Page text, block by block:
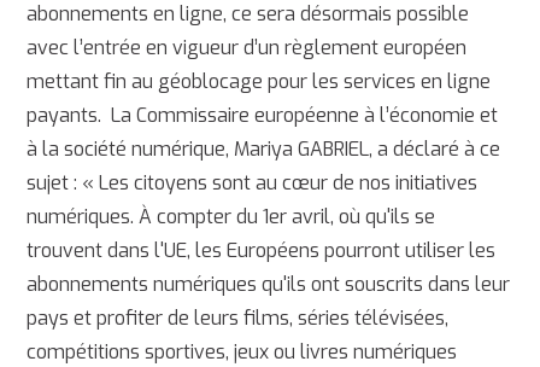
abonnements en ligne, ce sera désormais possible
avec l’entrée en vigueur d’un règlement européen
mettant fin au géoblocage pour les services en ligne
payants. La Commissaire européenne à l’économie et
à la société numérique, Mariya GABRIEL, a déclaré à ce
sujet : « Les citoyens sont au cœur de nos initiatives
numériques. À compter du 1er avril, où qu'ils se
trouvent dans l'UE, les Européens pourront utiliser les
abonnements numériques qu'ils ont souscrits dans leur
pays et profiter de leurs films, séries télévisées,
compétitions sportives, jeux ou livres numériques